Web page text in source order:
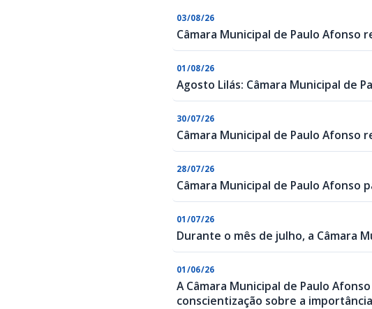
03/08/26
Câmara Municipal de Paulo Afonso
01/08/26
Agosto Lilás: Câmara Municipal de
30/07/26
Câmara Municipal de Paulo
28/07/26
Câmara Municipal de Paulo Afonso
01/07/26
Durante o mês de julho, a Câmara
01/06/26
A Câmara Municipal de Paulo
conscientização sobre a